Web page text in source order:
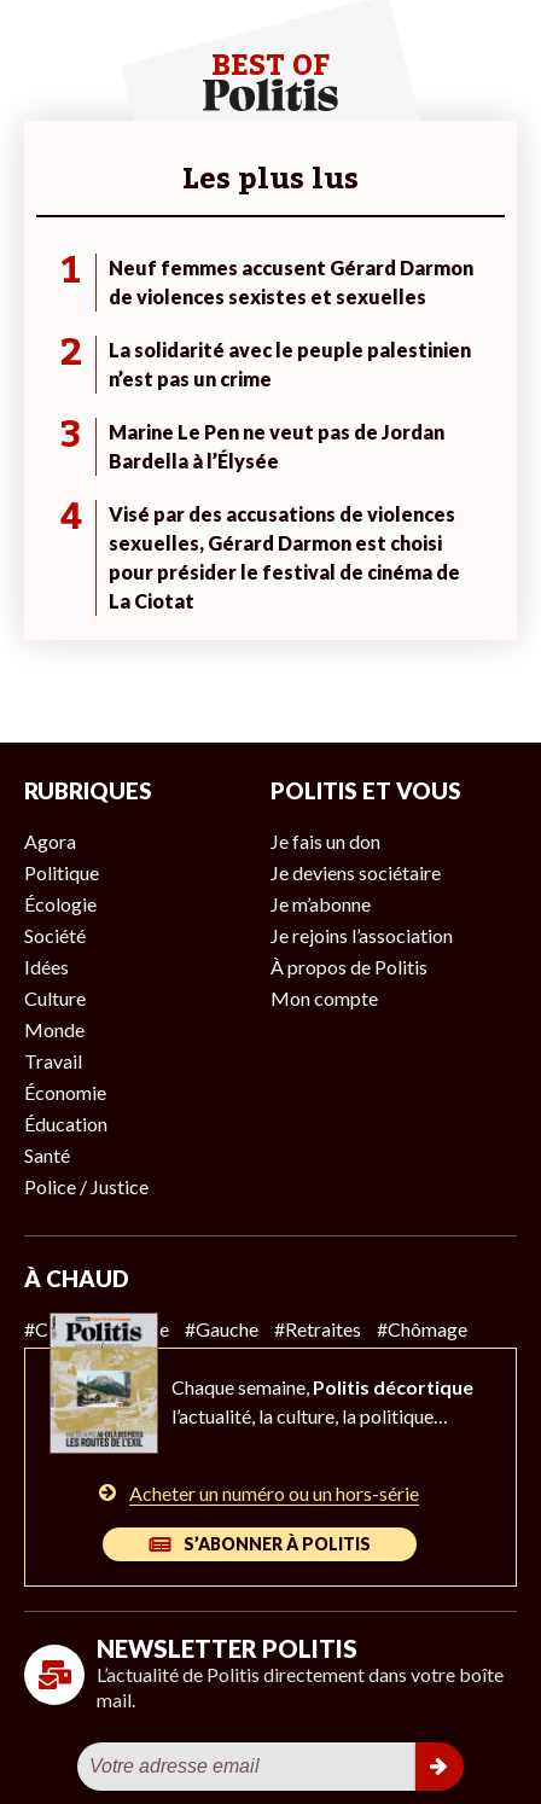
BEST OF
Les plus lus
1
Neuf femmes accusent Gérard Darmon
de violences sexistes et sexuelles
2
La solidarité avec le peuple palestinien
n’est pas un crime
3
Marine Le Pen ne veut pas de Jordan
Bardella à l’Élysée
4
Visé par des accusations de violences
sexuelles, Gérard Darmon est choisi
pour présider le festival de cinéma de
La Ciotat
RUBRIQUES
Agora
Politique
Écologie
Société
Idées
Culture
Monde
Travail
Économie
Éducation
Santé
Police / Justice
POLITIS ET VOUS
Je fais un don
Je deviens sociétaire
Je m’abonne
Je rejoins l’association
À propos de Politis
Mon compte
À CHAUD
#Climat #Police #Gauche #Retraites #Chômage
Chaque semaine, Politis décortique
l’actualité, la culture, la politique…
Acheter un numéro ou un hors-série
S’ABONNER À POLITIS
NEWSLETTER POLITIS
L’actualité de Politis directement dans votre boîte
mail.